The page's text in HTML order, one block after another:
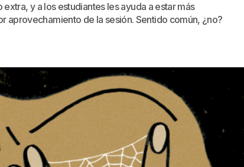
y a los estudiantes les ayuda a estar más
aprovechamiento de la sesión. Sentido común, ¿no?